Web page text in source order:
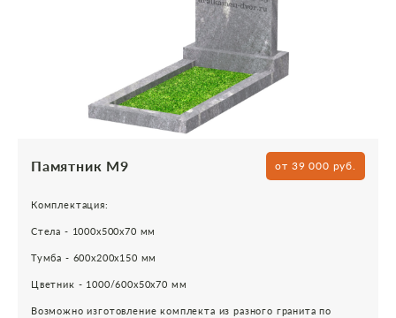
Памятник М9 от 39 000 руб.
Комплектация:
Стела - 1000х500х70 мм
Тумба - 600х200х150 мм
Цветник - 1000/600х50х70 мм
Возможно изготовление комплекта из разного гранита по